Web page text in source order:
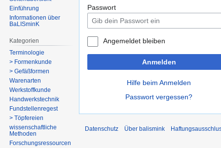
Passwort
Angemeldet bleiben
Anmelden
Hilfe beim Anmelden
Passwort vergessen?
Einführung
Informationen über
BaLISminK
Kategorien
Terminologie
> Formenkunde
> Gefäßformen
Warenarten
Werkstoffkunde
Handwerkstechnik
Fundstellenregest
> Töpfereien
wissenschaftliche
Methoden
Forschungsressourcen
Datenschutz Über balismink